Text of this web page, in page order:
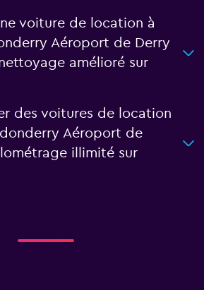
voiture de location à
Aéroport de Derry
amélioré sur
des voitures de location
Aéroport de
illimité sur